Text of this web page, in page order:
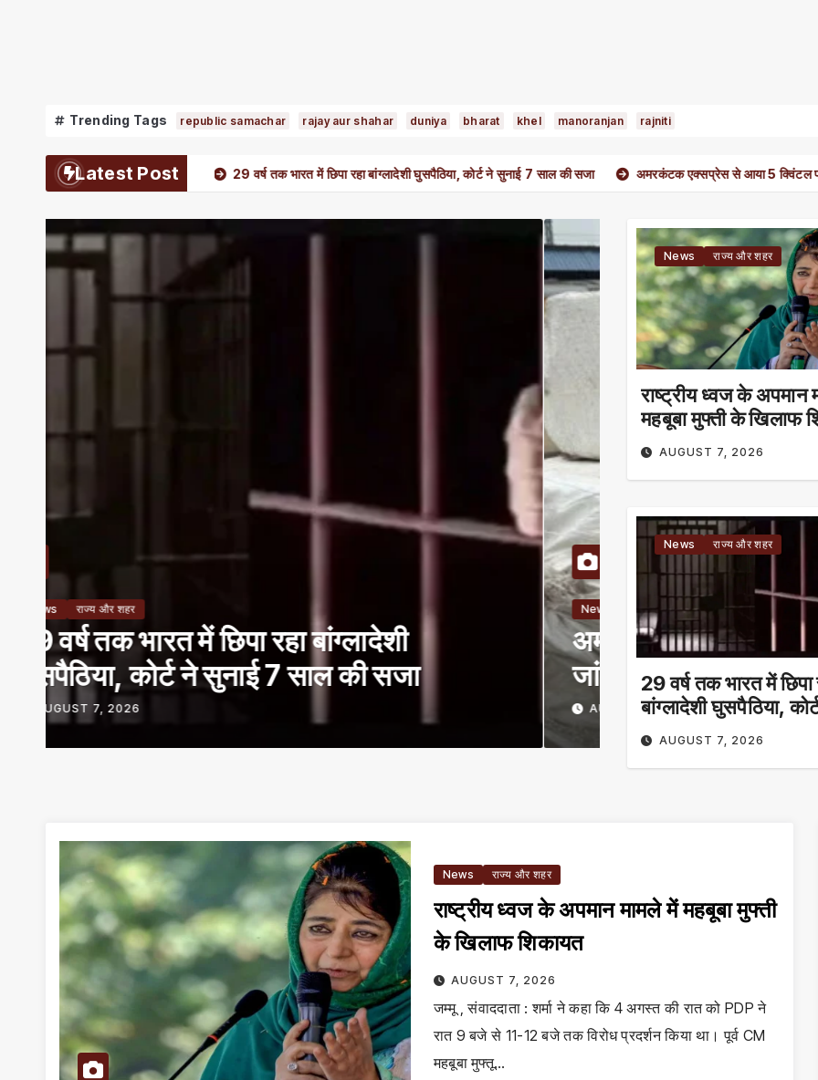
Trending Tags republic samachar rajay aur shahar duniya bharat khel manoranjan rajniti
Latest Post
के खिलाफ शिकायत 29 वर्ष तक भारत में छिपा रहा बांग्लादेशी घुसपैठिया, कोर्ट ने सुनाई 7 साल की सजा अमरकंटक एक्सप्रेस से आया 5 क्विंटल पनीर जांच में सही
News राज्य और शहर
अमरकंटक एक्सप्रेस से आया 5 क्विंटल पनीर
जांच में सही पाया गया
AUGUST 7, 2026
News राज्य और शहर
CG : केंद्र से
योजना का लाभ
AUGUST 7, 2026
News राज्य और शहर
राष्ट्रीय ध्वज के अपमान
महबूबा मुफ्ती के खिलाफ
AUGUST 7, 2026
News राज्य और शहर
29 वर्ष तक भारत में छिपा
बांग्लादेशी घुसपैठिया,
सुनाई 7 साल की सजा
AUGUST 7, 2026
News राज्य और शहर
राष्ट्रीय ध्वज के अपमान मामले में महबूबा मुफ्ती
के खिलाफ शिकायत
AUGUST 7, 2026
जम्मू , संवाददाता : शर्मा ने कहा कि 4 अगस्त की रात को PDP ने
रात 9 बजे से 11-12 बजे तक विरोध प्रदर्शन किया था। पूर्व CM
महबूबा मुफ्तू…